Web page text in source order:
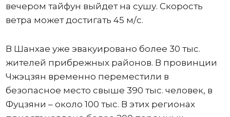
вечером тайфун выйдет на сушу. Скорость
ветра может достигать 45 м/с.
В Шанхае уже эвакуировано более 30 тыс.
жителей прибрежных районов. В провинции
Чжэцзян временно переместили в
безопасное место свыше 390 тыс. человек, в
Фуцзяни – около 100 тыс. В этих регионах